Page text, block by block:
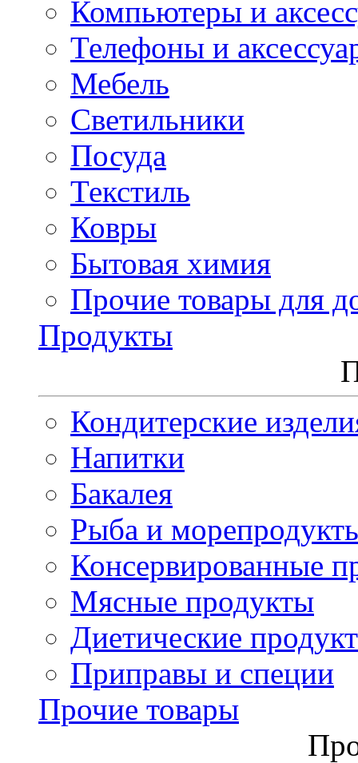
Компьютеры и
Телефоны и
Мебель
Светильники
Посуда
Текстиль
Ковры
Бытовая химия
Прочие товары для
Продукты
Кондитерские
Напитки
Бакалея
Рыба и
Консервированные
Мясные продукты
Диетические
Приправы и специи
Прочие товары